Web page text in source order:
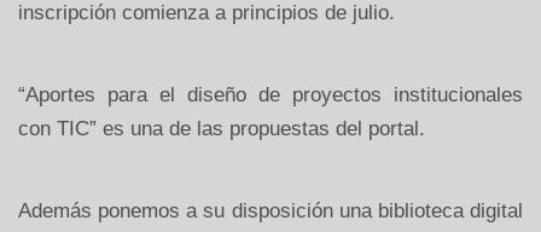
inscripción comienza a principios de julio.
“Aportes para el diseño de proyectos institucionales
con TIC” es una de las propuestas del portal.
Además ponemos a su disposición una biblioteca digital